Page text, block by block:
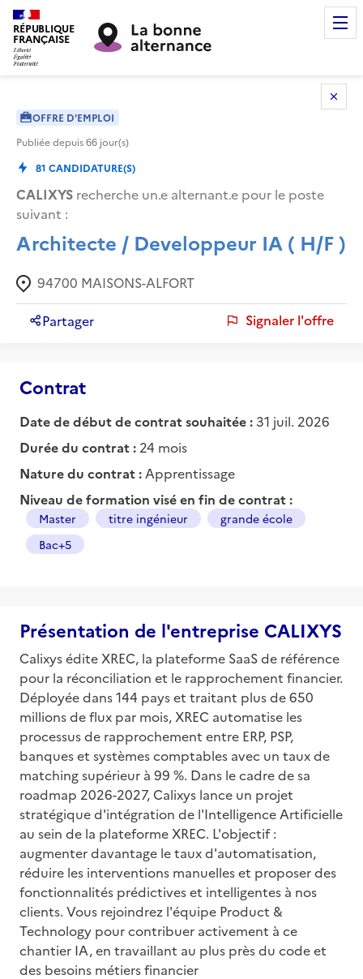
RÉPUBLIQUE
FRANÇAISE
OFFRE D'EMPLOI
Publiée depuis66 jour(s)
81 CANDIDATURE(S)
CALIXYS recherche un.e alternant.e pour le poste
suivant :
Architecte / Developpeur IA ( H/F )
94700 MAISONS-ALFORT
Partager Signaler l'offre
Contrat
Date de début de contrat souhaitée : 31 juil. 2026
Durée du contrat : 24 mois
Nature du contrat : Apprentissage
Niveau de formation visé en fin de contrat :
Master titre ingénieur
grande école
Bac+5
Présentation de l'entreprise CALIXYS
Calixys édite XREC, la plateforme SaaS de référence
pour la réconciliation et le rapprochement financier.
Déployée dans 144 pays et traitant plus de 650
millions de flux par mois, XREC automatise les
processus de rapprochement entre ERP, PSP,
banques et systèmes comptables avec un taux de
matching supérieur à 99 %. Dans le cadre de sa
roadmap 2026-2027, Calixys lance un projet
stratégique d'intégration de l'Intelligence Artificielle
au sein de la plateforme XREC. L'objectif :
augmenter davantage le taux d'automatisation,
réduire les interventions manuelles et proposer des
fonctionnalités prédictives et intelligentes à nos
clients. Vous rejoindrez l'équipe Product &
Technology pour contribuer activement à ce
chantier IA, en travaillant au plus près du code et
des besoins métiers financier